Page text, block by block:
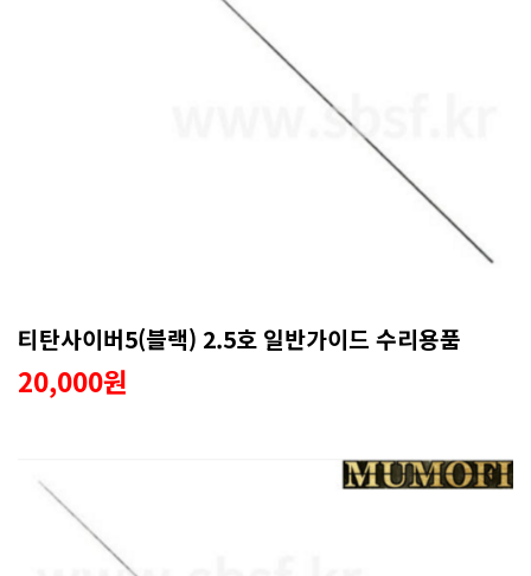
티탄사이버5(블랙) 2.5호 일반가이드 수리용품
20,000원